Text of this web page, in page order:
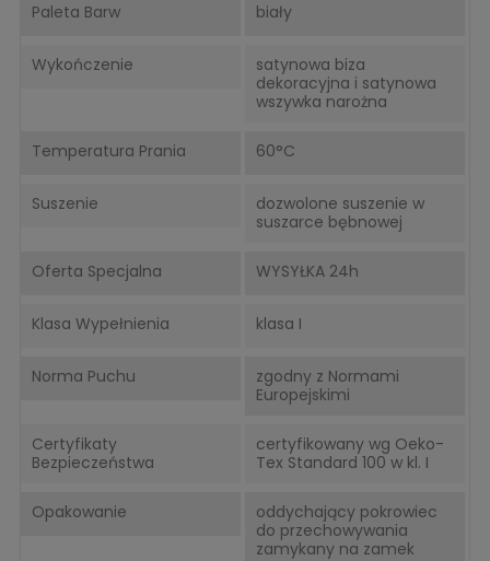
Paleta Barw biały
Wykończenie
satynowa biza
dekoracyjna i satynowa
wszywka narożna
Temperatura Prania 60°C
Suszenie
dozwolone suszenie w
suszarce bębnowej
Oferta Specjalna WYSYŁKA 24h
Klasa Wypełnienia klasa I
Norma Puchu
zgodny z Normami
Europejskimi
Certyfikaty
Bezpieczeństwa
certyfikowany wg Oeko-
Tex Standard 100 w kl. I
Opakowanie
oddychający pokrowiec
do przechowywania
zamykany na zamek